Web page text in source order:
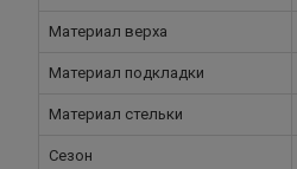
Материал верха
Материал подкладки
Материал стельки
Сезон